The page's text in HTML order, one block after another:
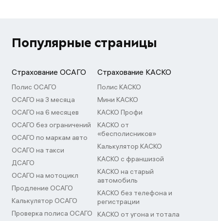
Популярные страницы
Страхование ОСАГО
Полис ОСАГО
ОСАГО на 3 месяца
ОСАГО на 6 месяцев
ОСАГО без ограничений
ОСАГО по маркам авто
ОСАГО на такси
ДСАГО
ОСАГО на мотоцикл
Продление ОСАГО
Калькулятор ОСАГО
Проверка полиса ОСАГО
Страхование КАСКО
Полис КАСКО
Мини КАСКО
КАСКО Профи
КАСКО от
«бесполисников»
Калькулятор КАСКО
КАСКО с франшизой
КАСКО на старый
автомобиль
КАСКО без телефона и
регистрации
КАСКО от угона и тотала